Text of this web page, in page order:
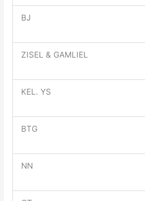
BJ
ZISEL & GAMLIEL
KEL. YS
BTG
NN